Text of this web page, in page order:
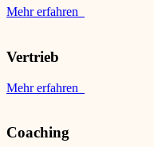
Mehr erfahren
Vertrieb
Mehr erfahren
Coaching